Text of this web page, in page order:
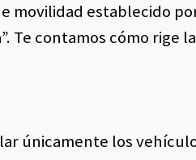
movilidad establecido
Te contamos cómo rige
únicamente los